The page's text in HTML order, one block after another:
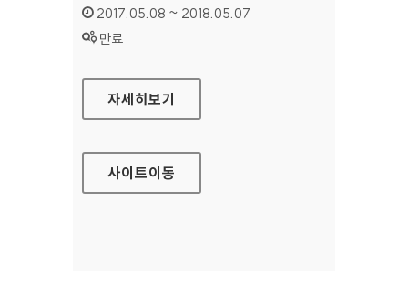
인증기간 :
2017.05.08 ~ 2018.05.07
상태 :
만료
국립창원대학교 대표 홈페이지
자세히보기
사이트이동